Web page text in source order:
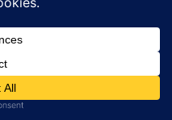
com amor filial, de
e de viver com
que o tempo é dom
Amém.
Novena